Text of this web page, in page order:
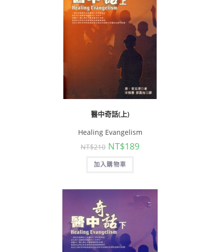
醫中奇話(上)
Healing Evangelism
NT$210 NT$189
加入購物車